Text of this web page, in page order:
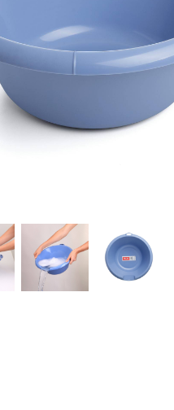
LIGHTING
PAINT AND ACCESSORIES
SMALL ELECTRIC APPLIANCES